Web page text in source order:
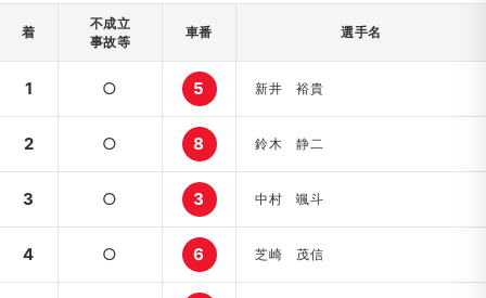
着
不成立
事故等
車番 選手名
1 ○ 5 新井 裕貴
2 ○ 8 鈴木 静二
3 ○ 3 中村 颯斗
4 ○ 6 芝崎 茂信